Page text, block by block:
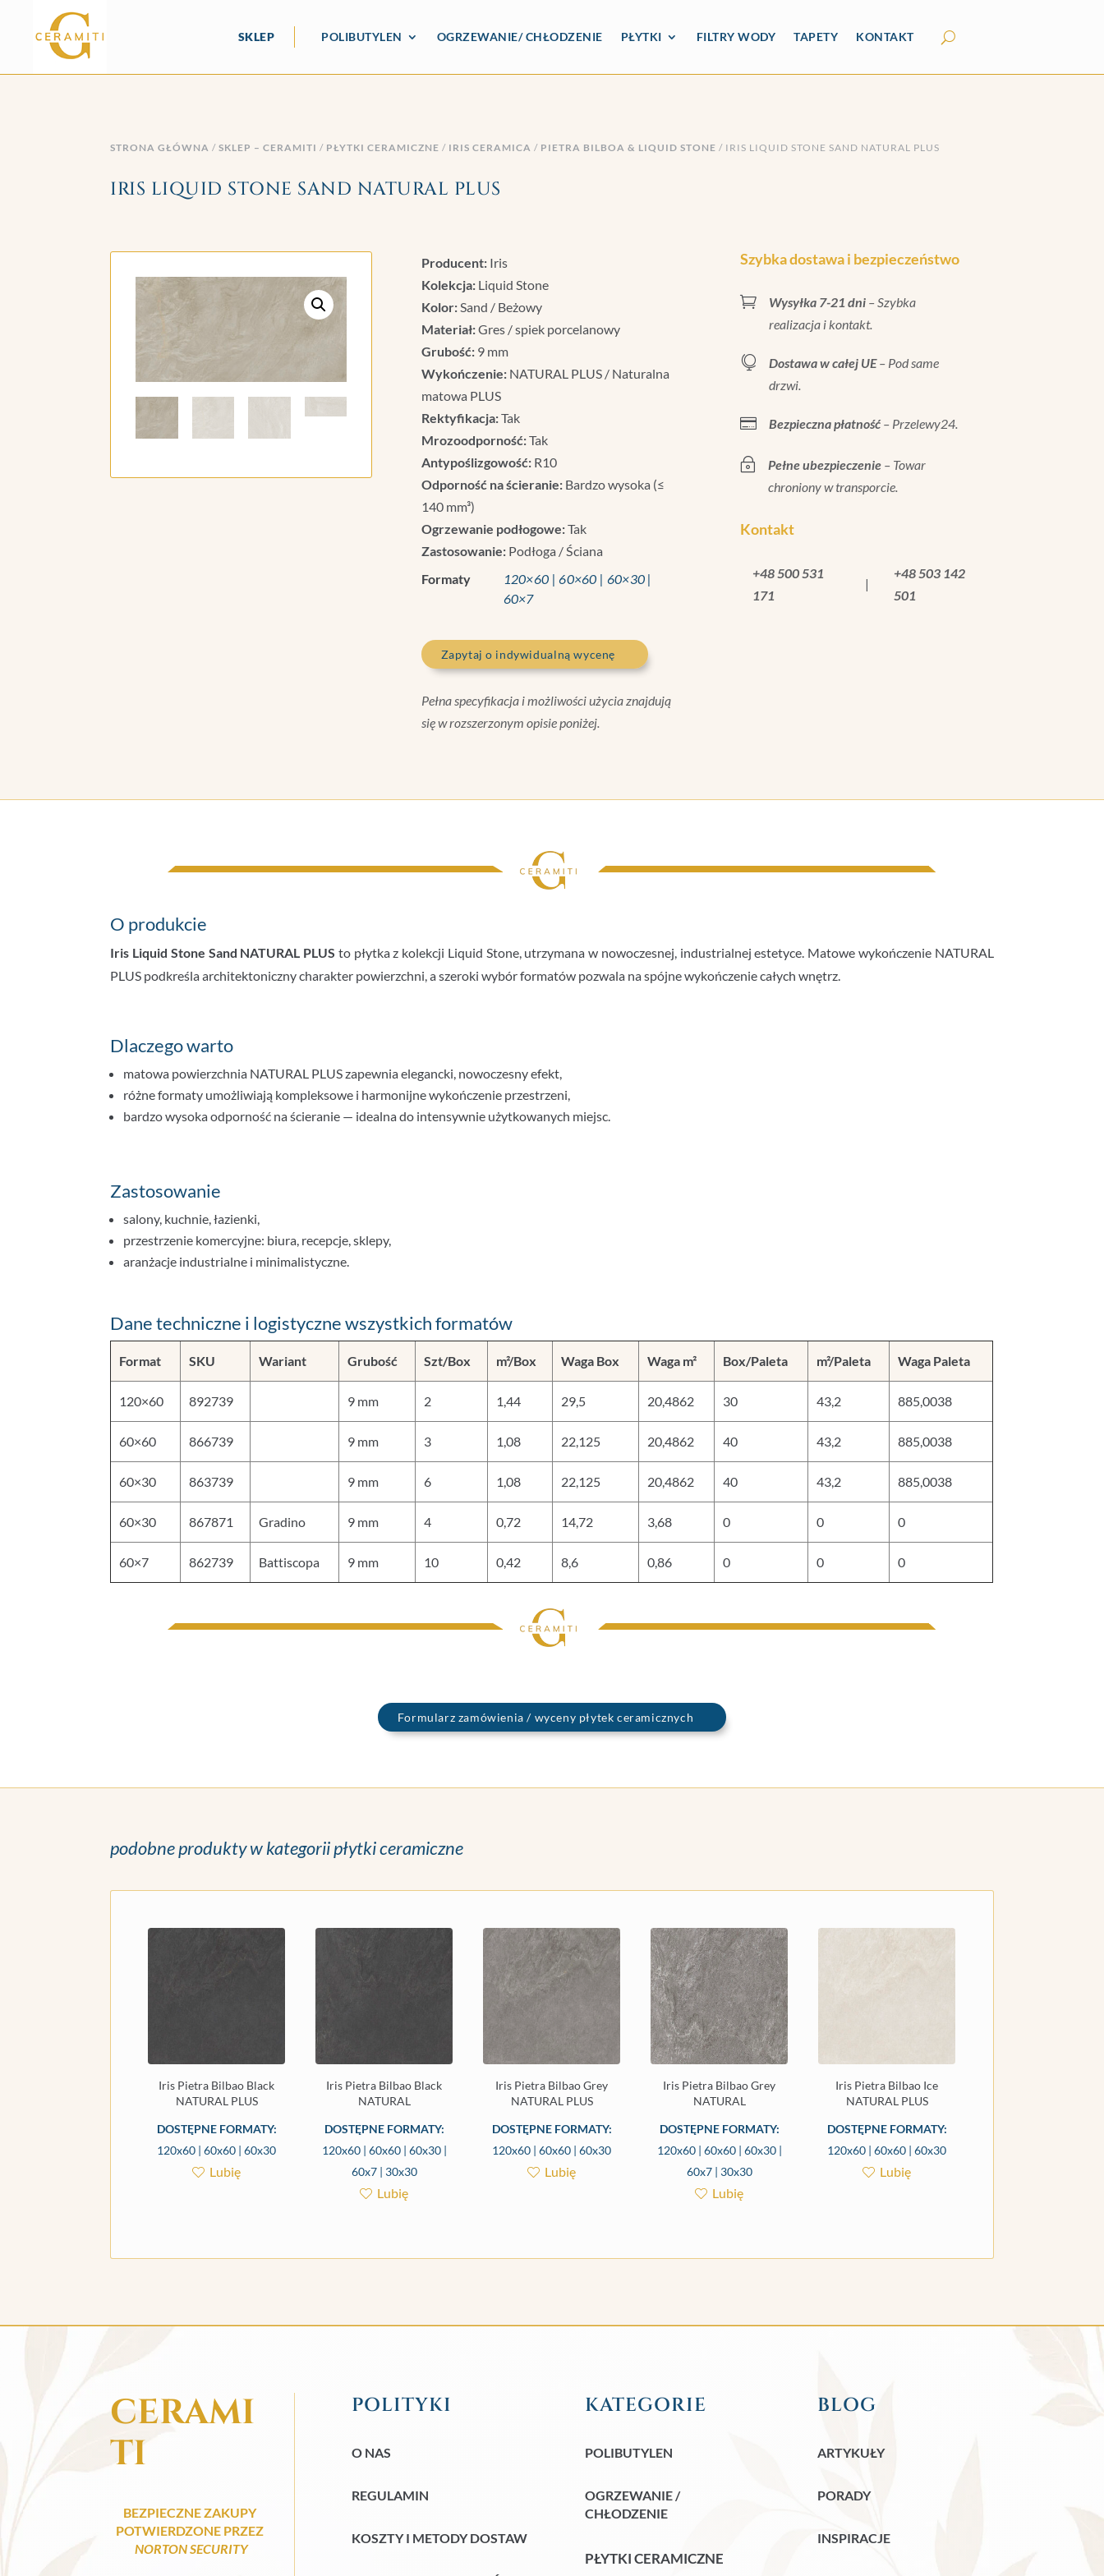
SKLEP POLIBUTYLEN OGRZEWANIE/ CHŁODZENIE PŁYTKI FILTRY WODY TAPETY KONTAKT
STRONA GŁÓWNA /SKLEP – CERAMITI / PŁYTKI CERAMICZNE / IRIS CERAMICA / PIETRA BILBOA & LIQUID STONE / IRIS LIQUID STONE SAND NATURAL PLUS
IRIS LIQUID STONE SAND NATURAL PLUS
Producent:Iris
Kolekcja:Liquid Stone
Kolor:Sand / Beżowy
Materiał:Gres / spiek porcelanowy
Grubość:9 mm
Wykończenie:NATURAL PLUS / Naturalna
matowa PLUS
Rektyfikacja:Tak
Mrozoodporność:Tak
Antypoślizgowość:R10
Odporność na ścieranie:Bardzo wysoka (≤
140 mm³)
Ogrzewanie podłogowe:Tak
Zastosowanie:Podłoga / Ściana
Formaty
120×60 | 60×60 | 60×30 |
60×7
Zapytaj o indywidualną wycenę
Pełna specyfikacja i możliwości użycia znajdują
się w rozszerzonym opisie poniżej.
Szybka dostawa i bezpieczeństwo
 Wysyłka 7-21 dni– Szybka
realizacja i kontakt.
 Dostawa w całej UE– Pod same
drzwi.
 Bezpieczna płatność– Przelewy24.
~ Pełne ubezpieczenie– Towar
chroniony w transporcie.
Kontakt
+48 500 531
171
|
+48 503 142
501
O produkcie
Iris Liquid Stone Sand NATURAL PLUS to płytka z kolekcji Liquid Stone, utrzymana w nowoczesnej, industrialnej estetyce. Matowe wykończenie NATURAL
PLUS podkreśla architektoniczny charakter powierzchni, a szeroki wybór formatów pozwala na spójne wykończenie całych wnętrz.
Dlaczego warto
matowa powierzchnia NATURAL PLUS zapewnia elegancki, nowoczesny efekt,
różne formaty umożliwiają kompleksowe i harmonijne wykończenie przestrzeni,
bardzo wysoka odporność na ścieranie — idealna do intensywnie użytkowanych miejsc.
Zastosowanie
salony, kuchnie, łazienki,
przestrzenie komercyjne: biura, recepcje, sklepy,
aranżacje industrialne i minimalistyczne.
Dane techniczne i logistyczne wszystkich formatów
Format SKU Wariant Grubość Szt/Box m²/Box Waga Box Waga m² Box/Paleta m²/Paleta Waga Paleta
120×60 892739 9 mm 2 1,44 29,5 20,4862 30 43,2 885,0038
60×60 866739 9 mm 3 1,08 22,125 20,4862 40 43,2 885,0038
60×30 863739 9 mm 6 1,08 22,125 20,4862 40 43,2 885,0038
60×30 867871 Gradino 9 mm 4 0,72 14,72 3,68 0 0 0
60×7 862739 Battiscopa 9 mm 10 0,42 8,6 0,86 0 0 0
Formularz zamówienia / wyceny płytek ceramicznych
podobne produkty w kategorii płytki ceramiczne
Iris Pietra Bilbao Black
NATURAL PLUS
DOSTĘPNE FORMATY:
120x60 | 60x60 | 60x30
Lubię
Iris Pietra Bilbao Black
NATURAL
DOSTĘPNE FORMATY:
120x60 | 60x60 | 60x30 |
60x7 | 30x30
Lubię
Iris Pietra Bilbao Grey
NATURAL PLUS
DOSTĘPNE FORMATY:
120x60 | 60x60 | 60x30
Lubię
Iris Pietra Bilbao Grey
NATURAL
DOSTĘPNE FORMATY:
120x60 | 60x60 | 60x30 |
60x7 | 30x30
Lubię
Iris Pietra Bilbao Ice
NATURAL PLUS
DOSTĘPNE FORMATY:
120x60 | 60x60 | 60x30
Lubię
CERAMI
TI
BEZPIECZNE ZAKUPY
POTWIERDZONE PRZEZ
NORTON SECURITY
POLITYKI
O NAS
REGULAMIN
KOSZTY I METODY DOSTAW
KATEGORIE
POLIBUTYLEN
OGRZEWANIE /
CHŁODZENIE
PŁYTKI CERAMICZNE
BLOG
ARTYKUŁY
PORADY
INSPIRACJE